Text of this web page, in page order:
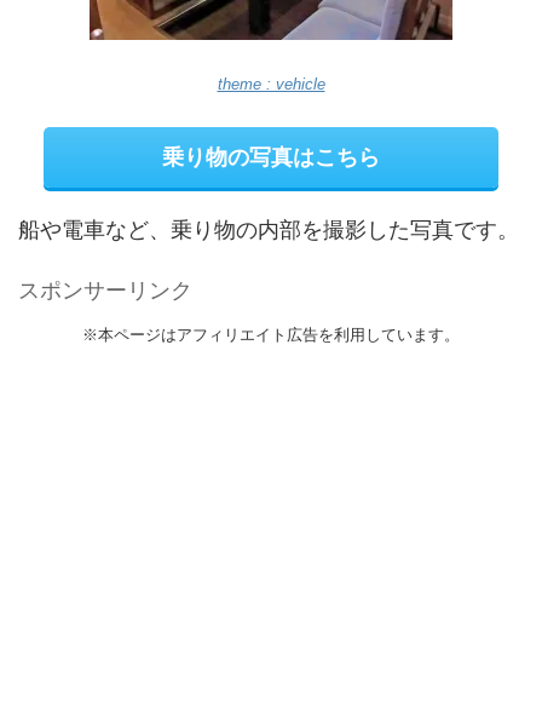
theme : vehicle
乗り物の写真はこちら
船や電車など、乗り物の内部を撮影した写真です。
スポンサーリンク
※本ページはアフィリエイト広告を利用しています。